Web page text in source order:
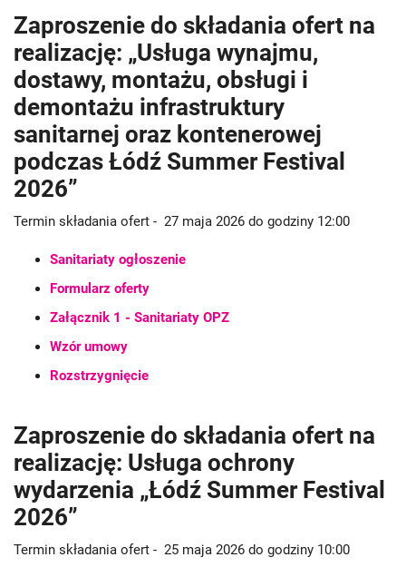
Zaproszenie do składania ofert na
realizację: „Usługa wynajmu,
dostawy, montażu, obsługi i
demontażu infrastruktury
sanitarnej oraz kontenerowej
podczas Łódź Summer Festival
2026”
Termin składania ofert - 27 maja 2026 do godziny 12:00
Sanitariaty ogłoszenie
Formularz oferty
Załącznik 1 - Sanitariaty OPZ
Wzór umowy
Rozstrzygnięcie
Zaproszenie do składania ofert na
realizację: Usługa ochrony
wydarzenia „Łódź Summer Festival
2026”
Termin składania ofert - 25 maja 2026 do godziny 10:00